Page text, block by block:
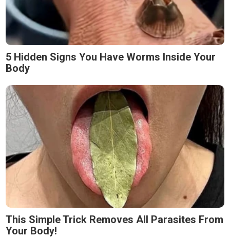
5 Hidden Signs You Have Worms Inside Your
Body
This Simple Trick Removes All Parasites From
Your Body!